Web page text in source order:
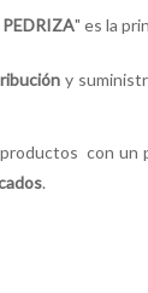
" es la
y
con un
.